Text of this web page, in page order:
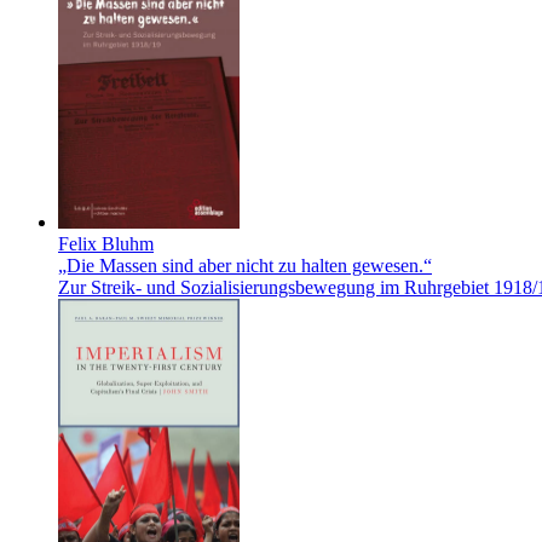
Felix Bluhm
„Die Massen sind aber nicht zu halten gewesen.“
Zur Streik- und Sozialisierungsbewegung im Ruhrgebiet 1918/